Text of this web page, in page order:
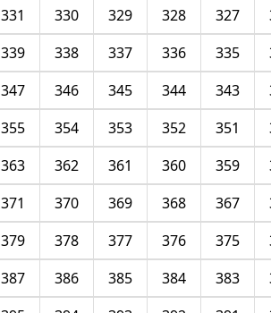
327
328
329
330
331
335
336
337
338
339
343
344
345
346
347
351
352
353
354
355
359
360
361
362
363
367
368
369
370
371
375
376
377
378
379
383
384
385
386
387